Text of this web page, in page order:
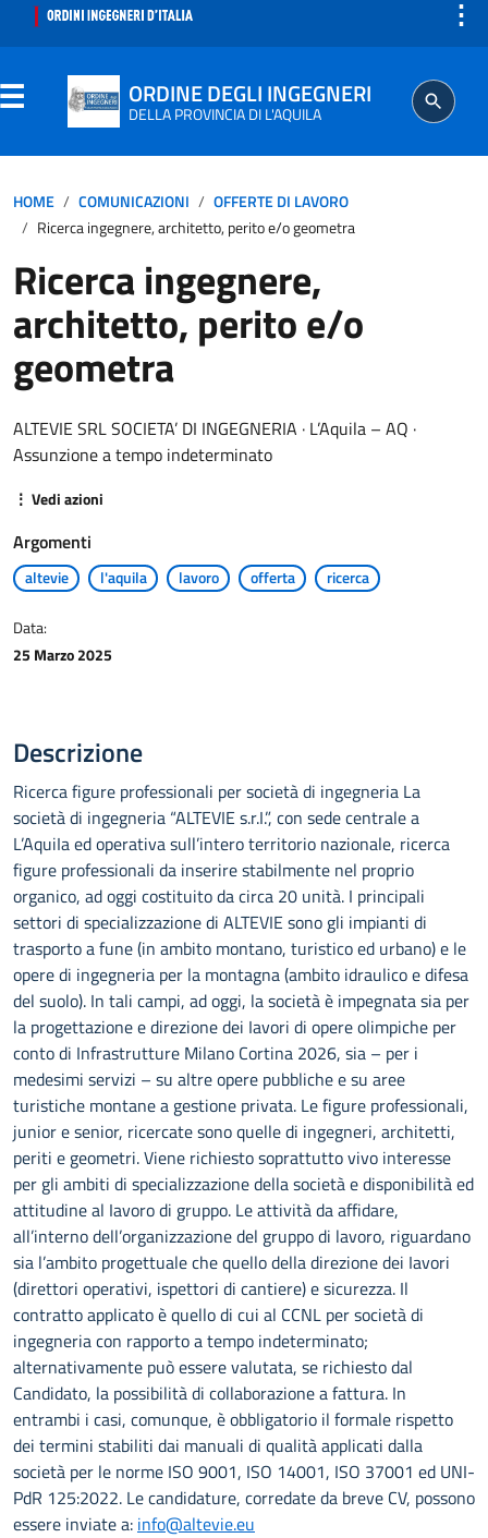
⋮
ORDINE DEGLI INGEGNERI
DELLA PROVINCIA DI L'AQUILA
ISCRITTO
PROFESSIONE
AGGIORNAMENTO PROFESSIONALE
HOME COMUNICAZIONI
OFFERTE DI LAVORO
Ricerca ingegnere, architetto, perito e/o geometra
Ricerca ingegnere,
architetto, perito e/o
geometra
ALTEVIE SRL SOCIETA’ DI INGEGNERIA · L’Aquila – AQ ·
Assunzione a tempo indeterminato
⋮ Vedi azioni
Argomenti
altevie l'aquila lavoro offerta ricerca
Data:
25 Marzo 2025
Descrizione
Ricerca figure professionali per società di ingegneria La
società di ingegneria “ALTEVIE s.r.I.”, con sede centrale a
L’AquiIa ed operativa sull’intero territorio nazionale, ricerca
figure professionali da inserire stabilmente nel proprio
organico, ad oggi costituito da circa 20 unità. I principali
settori di specializzazione di ALTEVIE sono gli impianti di
trasporto a fune (in ambito montano, turistico ed urbano) e le
opere di ingegneria per la montagna (ambito idraulico e difesa
del suolo). In tali campi, ad oggi, la società è impegnata sia per
la progettazione e direzione dei Iavori di opere olimpiche per
conto di Infrastrutture Milano Cortina 2026, sia – per i
medesimi servizi – su altre opere pubbliche e su aree
turistiche montane a gestione privata. Le figure professionali,
junior e senior, ricercate sono quelle di ingegneri, architetti,
periti e geometri. Viene richiesto soprattutto vivo interesse
per gli ambiti di specializzazione della società e disponibilità ed
attitudine al Iavoro di gruppo. Le attività da affidare,
all’interno dell’organizzazione del gruppo di lavoro, riguardano
sia l’ambito progettuale che quello della direzione dei Iavori
(direttori operativi, ispettori di cantiere) e sicurezza. Il
contratto applicato è quello di cui al CCNL per società di
ingegneria con rapporto a tempo indeterminato;
alternativamente può essere valutata, se richiesto dal
Candidato, la possibilità di collaborazione a fattura. In
entrambi i casi, comunque, è obbligatorio il formale rispetto
dei termini stabiliti dai manuali di qualità applicati dalla
società per le norme ISO 9001, ISO 14001, ISO 37001 ed UNI-
PdR 125:2022. Le candidature, corredate da breve CV, possono
essere inviate a: info@altevie.eu